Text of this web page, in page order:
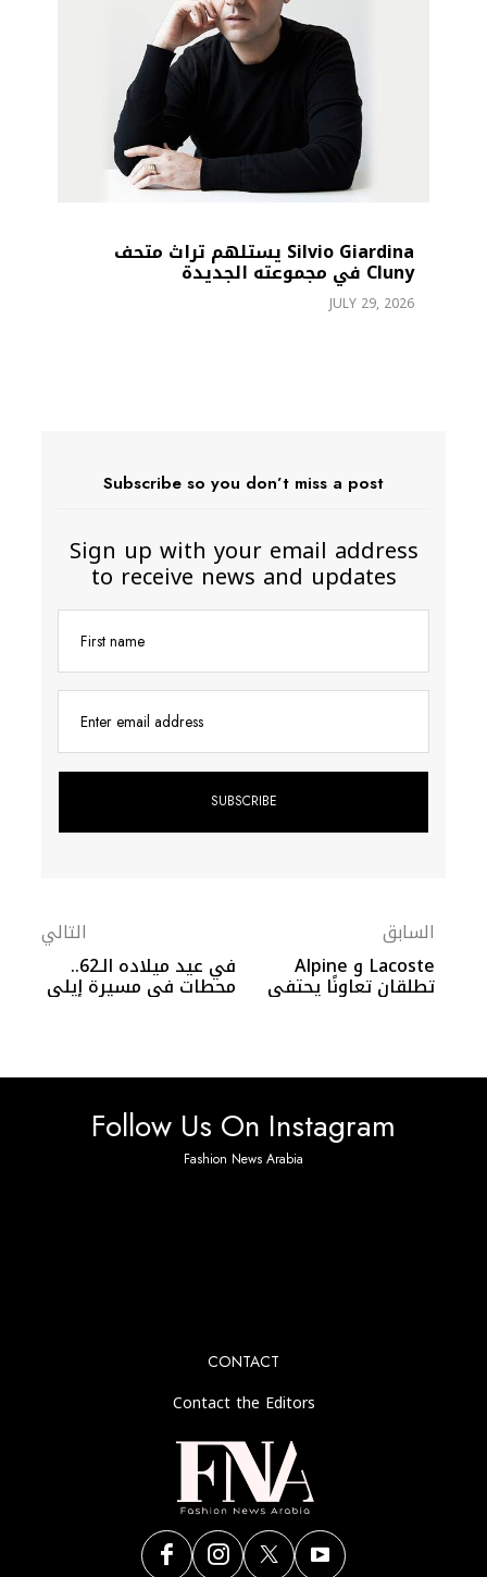
Silvio Giardina يستلهم تراث متحف
Cluny في مجموعته الجديدة
JULY 29, 2026
Subscribe so you don’t miss a post
Sign up with your email address
to receive news and updates
First name
Enter email address
السابق
Lacoste و Alpine
تطلقان تعاونًا يحتفي
بالإبداع الفرنسي
التالي
في عيد ميلاده الـ62..
محطات في مسيرة إيلي
Follow Us On Instagram
Fashion News Arabia
CONTACT
Contact the Editors